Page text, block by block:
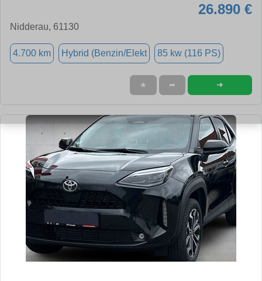
26.890 €
Nidderau, 61130
4.700 km Hybrid (Benzin/Elekt 85 kw (116 PS)
★ ➦ ➜